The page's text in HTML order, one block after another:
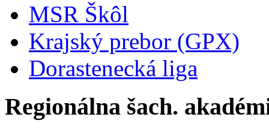
MSR Škôl
Krajský prebor (GPX)
Dorastenecká liga
Regionálna šach.